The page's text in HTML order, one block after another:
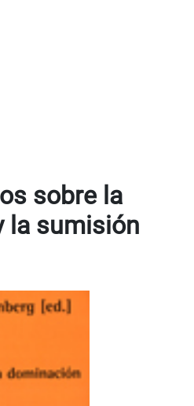
sobre la
la sumisión